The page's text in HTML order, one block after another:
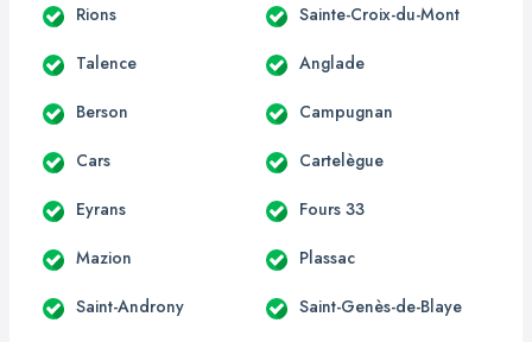
Rions Sainte-Croix-du-Mont
Talence Anglade
Berson Campugnan
Cars Cartelègue
Eyrans Fours 33
Mazion Plassac
Saint-Androny Saint-Genès-de-Blaye